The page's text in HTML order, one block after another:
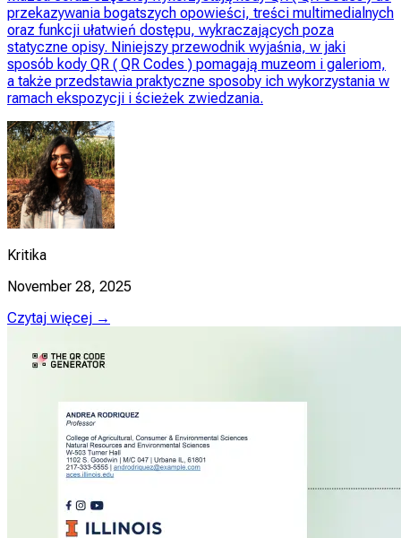
przekazywania bogatszych opowieści, treści multimedialnych
oraz funkcji ułatwień dostępu, wykraczających poza
statyczne opisy. Niniejszy przewodnik wyjaśnia, w jaki
sposób kody QR ( QR Codes ) pomagają muzeom i galeriom,
a także przedstawia praktyczne sposoby ich wykorzystania w
ramach ekspozycji i ścieżek zwiedzania.
Kritika
November 28, 2025
Czytaj więcej →